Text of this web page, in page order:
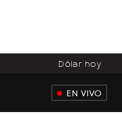
Dólar hoy
EN VIVO